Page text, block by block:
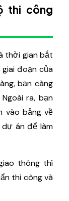
thi công
thời gian bắt
đoạn của
bạn càng
ra, bạn
vào bảng về
án để làm
thông thì
thi công và